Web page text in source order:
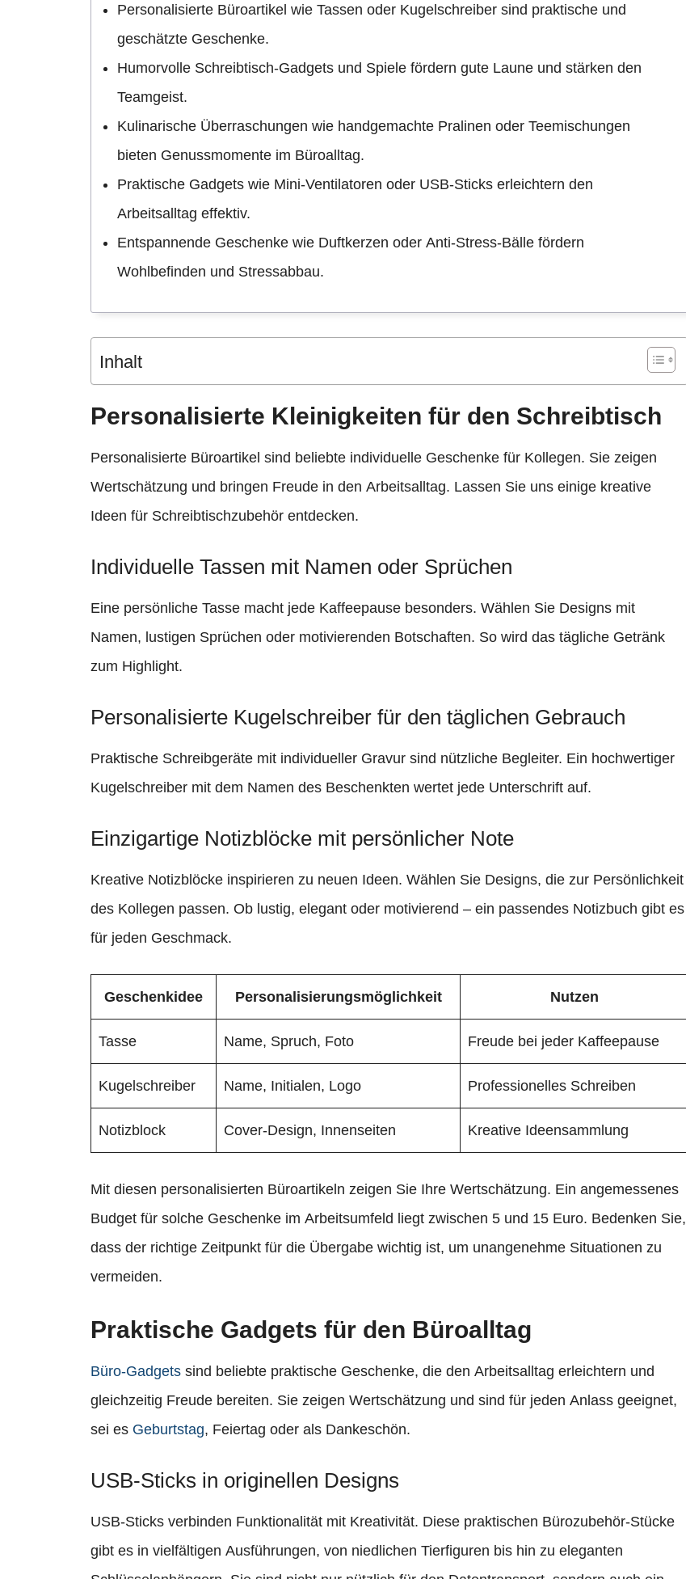
Personalisierte Büroartikel wie Tassen oder Kugelschreiber sind praktische und
geschätzte Geschenke.
Humorvolle Schreibtisch-Gadgets und Spiele fördern gute Laune und stärken den
Teamgeist.
Kulinarische Überraschungen wie handgemachte Pralinen oder Teemischungen
bieten Genussmomente im Büroalltag.
Praktische Gadgets wie Mini-Ventilatoren oder USB-Sticks erleichtern den
Arbeitsalltag effektiv.
Entspannende Geschenke wie Duftkerzen oder Anti-Stress-Bälle fördern
Wohlbefinden und Stressabbau.
Inhalt
Personalisierte Kleinigkeiten für den Schreibtisch
Personalisierte Büroartikel sind beliebte individuelle Geschenke für Kollegen. Sie zeigen
Wertschätzung und bringen Freude in den Arbeitsalltag. Lassen Sie uns einige kreative
Ideen für Schreibtischzubehör entdecken.
Individuelle Tassen mit Namen oder Sprüchen
Eine persönliche Tasse macht jede Kaffeepause besonders. Wählen Sie Designs mit
Namen, lustigen Sprüchen oder motivierenden Botschaften. So wird das tägliche Getränk
zum Highlight.
Personalisierte Kugelschreiber für den täglichen Gebrauch
Praktische Schreibgeräte mit individueller Gravur sind nützliche Begleiter. Ein hochwertiger
Kugelschreiber mit dem Namen des Beschenkten wertet jede Unterschrift auf.
Einzigartige Notizblöcke mit persönlicher Note
Kreative Notizblöcke inspirieren zu neuen Ideen. Wählen Sie Designs, die zur Persönlichkeit
des Kollegen passen. Ob lustig, elegant oder motivierend – ein passendes Notizbuch gibt es
für jeden Geschmack.
Geschenkidee Personalisierungsmöglichkeit Nutzen
Tasse Name, Spruch, Foto Freude bei jeder Kaffeepause
Kugelschreiber Name, Initialen, Logo Professionelles Schreiben
Notizblock Cover-Design, Innenseiten Kreative Ideensammlung
Mit diesen personalisierten Büroartikeln zeigen Sie Ihre Wertschätzung. Ein angemessenes
Budget für solche Geschenke im Arbeitsumfeld liegt zwischen 5 und 15 Euro. Bedenken Sie,
dass der richtige Zeitpunkt für die Übergabe wichtig ist, um unangenehme Situationen zu
vermeiden.
Praktische Gadgets für den Büroalltag
Büro-Gadgets sind beliebte praktische Geschenke, die den Arbeitsalltag erleichtern und
gleichzeitig Freude bereiten. Sie zeigen Wertschätzung und sind für jeden Anlass geeignet,
sei es Geburtstag, Feiertag oder als Dankeschön.
USB-Sticks in originellen Designs
USB-Sticks verbinden Funktionalität mit Kreativität. Diese praktischen Bürozubehör-Stücke
gibt es in vielfältigen Ausführungen, von niedlichen Tierfiguren bis hin zu eleganten